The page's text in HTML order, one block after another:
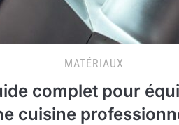
MATÉRIAUX
complet pour
cuisine